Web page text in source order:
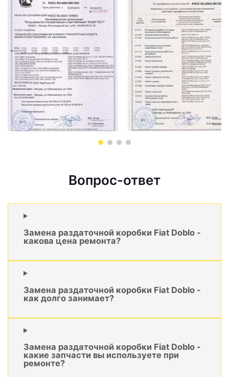
Вопрос-ответ
Замена раздаточной коробки Fiat Doblo -
какова цена ремонта?
Замена раздаточной коробки Fiat Doblo -
как долго занимает?
Замена раздаточной коробки Fiat Doblo -
какие запчасти вы используете при
ремонте?